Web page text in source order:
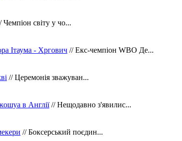
Чемпіон світу у чо...
Ітаума - Хргович // Екс-чемпіон WBO Де...
// Церемонія зважуван...
в Англії// Нещодавно з'явилис...
// Боксерський поєдин...